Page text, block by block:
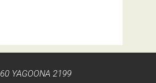
YAGOONA 2199